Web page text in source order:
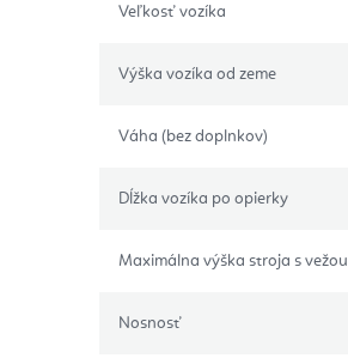
Veľkosť vozíka
Výška vozíka od zeme
Váha (bez doplnkov)
Dĺžka vozíka po opierky
Maximálna výška stroja s vežou
Nosnosť